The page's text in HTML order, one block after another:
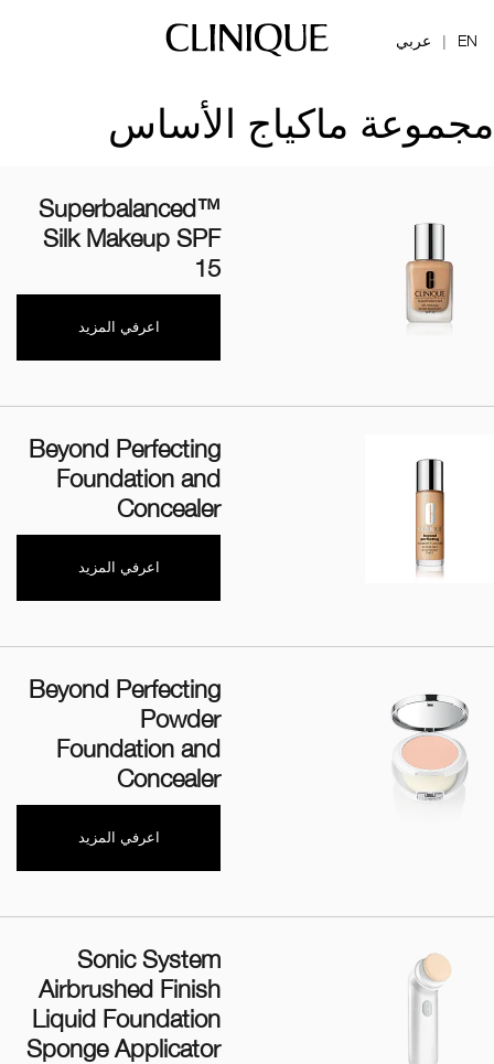
EN
| عربي
مجموعة ماكياج الأساس
Superbalanced™
Silk Makeup SPF
15
اعرفي المزيد
Beyond Perfecting
Foundation and
Concealer
اعرفي المزيد
Beyond Perfecting
Powder
Foundation and
Concealer
اعرفي المزيد
Sonic System
Airbrushed Finish
Liquid Foundation
Sponge Applicator